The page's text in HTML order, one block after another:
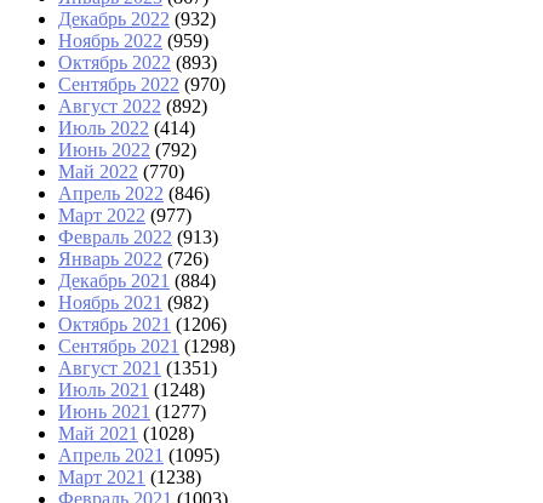
Декабрь 2022 (932)
Ноябрь 2022 (959)
Октябрь 2022 (893)
Сентябрь 2022 (970)
Август 2022 (892)
Июль 2022 (414)
Июнь 2022 (792)
Май 2022 (770)
Апрель 2022 (846)
Март 2022 (977)
Февраль 2022 (913)
Январь 2022 (726)
Декабрь 2021 (884)
Ноябрь 2021 (982)
Октябрь 2021 (1206)
Сентябрь 2021 (1298)
Август 2021 (1351)
Июль 2021 (1248)
Июнь 2021 (1277)
Май 2021 (1028)
Апрель 2021 (1095)
Март 2021 (1238)